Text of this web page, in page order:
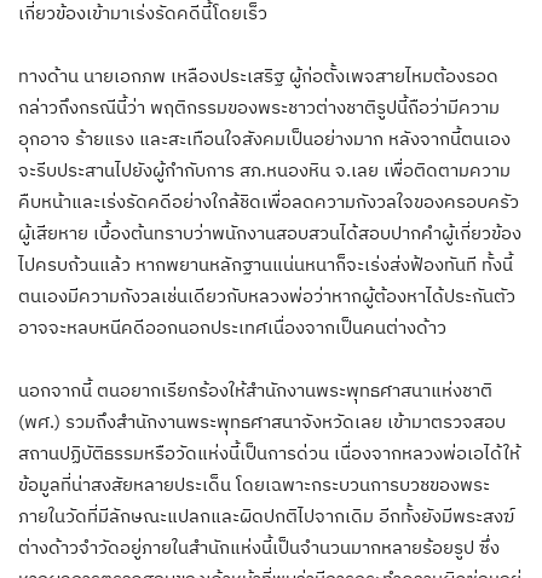
เกี่ยวข้องเข้ามาเร่งรัดคดีนี้โดยเร็ว
ทางด้าน นายเอกภพ เหลืองประเสริฐ ผู้ก่อตั้งเพจสายไหมต้องรอด
กล่าวถึงกรณีนี้ว่า พฤติกรรมของพระชาวต่างชาติรูปนี้ถือว่ามีความ
อุกอาจ ร้ายแรง และสะเทือนใจสังคมเป็นอย่างมาก หลังจากนี้ตนเอง
จะรีบประสานไปยังผู้กำกับการ สภ.หนองหิน จ.เลย เพื่อติดตามความ
คืบหน้าและเร่งรัดคดีอย่างใกล้ชิดเพื่อลดความกังวลใจของครอบครัว
ผู้เสียหาย เบื้องต้นทราบว่าพนักงานสอบสวนได้สอบปากคำผู้เกี่ยวข้อง
ไปครบถ้วนแล้ว หากพยานหลักฐานแน่นหนาก็จะเร่งส่งฟ้องทันที ทั้งนี้
ตนเองมีความกังวลเช่นเดียวกับหลวงพ่อว่าหากผู้ต้องหาได้ประกันตัว
อาจจะหลบหนีคดีออกนอกประเทศเนื่องจากเป็นคนต่างด้าว
นอกจากนี้ ตนอยากเรียกร้องให้สำนักงานพระพุทธศาสนาแห่งชาติ
(พศ.) รวมถึงสำนักงานพระพุทธศาสนาจังหวัดเลย เข้ามาตรวจสอบ
สถานปฏิบัติธรรมหรือวัดแห่งนี้เป็นการด่วน เนื่องจากหลวงพ่อเอได้ให้
ข้อมูลที่น่าสงสัยหลายประเด็น โดยเฉพาะกระบวนการบวชของพระ
ภายในวัดที่มีลักษณะแปลกและผิดปกติไปจากเดิม อีกทั้งยังมีพระสงฆ์
ต่างด้าวจำวัดอยู่ภายในสำนักแห่งนี้เป็นจำนวนมากหลายร้อยรูป ซึ่ง